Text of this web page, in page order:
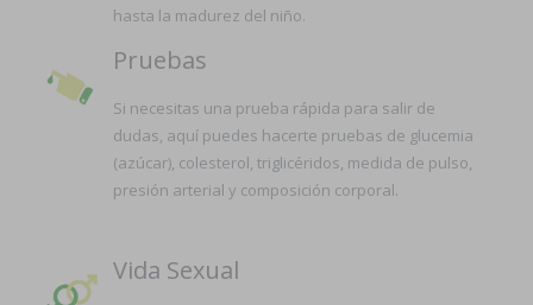
hasta la madurez del niño.
Pruebas
Si necesitas una prueba rápida para salir de
dudas, aquí puedes hacerte pruebas de glucemia
(azúcar), colesterol, triglicéridos, medida de pulso,
presión arterial y composición corporal.
Vida Sexual